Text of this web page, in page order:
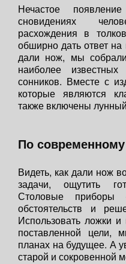
Нечастое
сновидениях
расхождения в
обширно дать ответ на
дали нож, мы
наиболее
сонников. Вместе с
которые являются
также включены
По
Видеть, как дали нож
задачи, ощутить
Столовые приборы
обстоятельств и
Использовать ложки
поставленной
планах на будущее. А
старой и сокровенной